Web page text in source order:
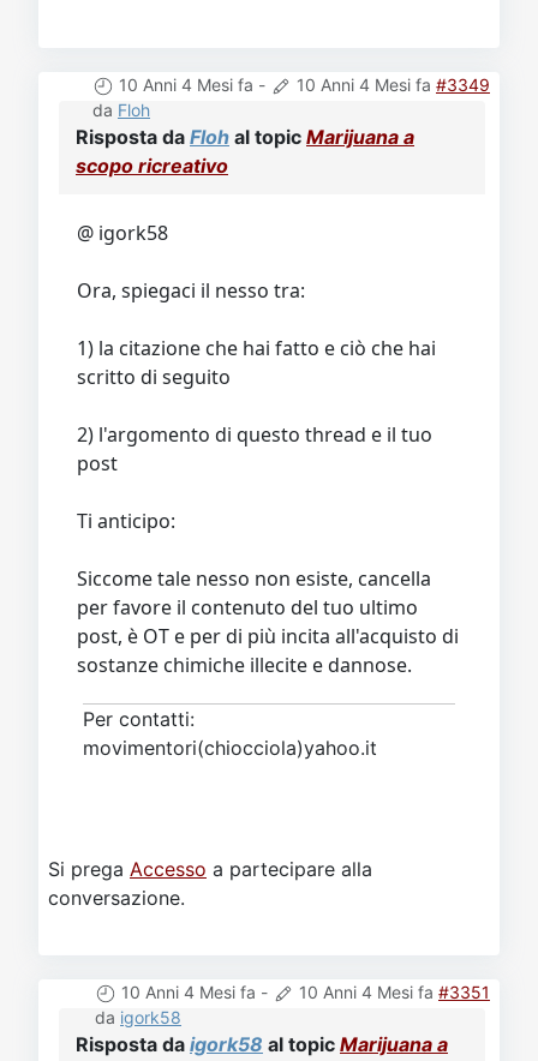
10 Anni 4 Mesi fa - 10 Anni 4 Mesi fa #3349
da Floh
Risposta da Floh al topic Marijuana a
scopo ricreativo
@ igork58
Ora, spiegaci il nesso tra:
1) la citazione che hai fatto e ciò che hai
scritto di seguito
2) l'argomento di questo thread e il tuo
post
Ti anticipo:
Siccome tale nesso non esiste, cancella
per favore il contenuto del tuo ultimo
post, è OT e per di più incita all'acquisto di
sostanze chimiche illecite e dannose.
Per contatti:
movimentori(chiocciola)yahoo.it
Si prega Accesso a partecipare alla
conversazione.
10 Anni 4 Mesi fa - 10 Anni 4 Mesi fa #3351
da igork58
Risposta da igork58 al topic Marijuana a